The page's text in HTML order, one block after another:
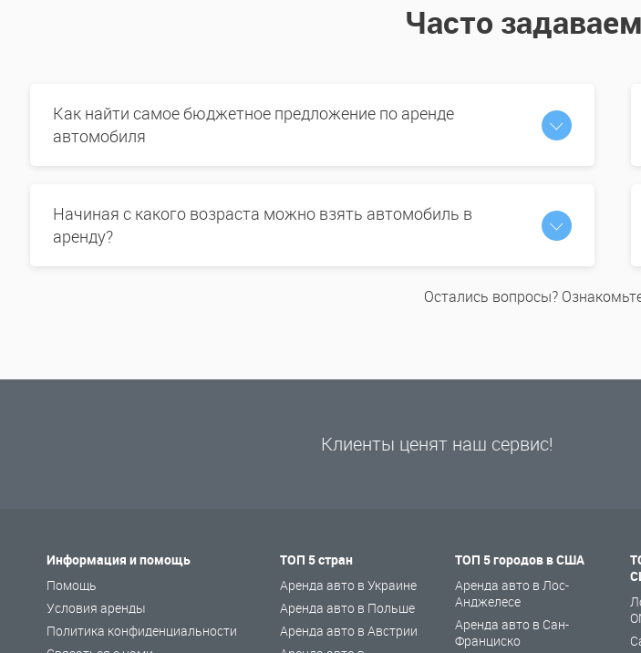
Часто
Как найти самое бюджетное предложение по аренде
автомобиля
Начиная с какого возраста можно взять автомобиль в
аренду?
Остались вопросы?
Клиенты ценят наш сервис!
Информация и помощь
Помощь
Условия аренды
Политика конфиденциальности
ТОП 5 стран
Аренда авто в Украине
Аренда авто в Польше
Аренда авто в Австрии
ТОП 5 городов в США
Аренда авто в Лос-
Анджелесе
Аренда авто в Сан-
Франциско